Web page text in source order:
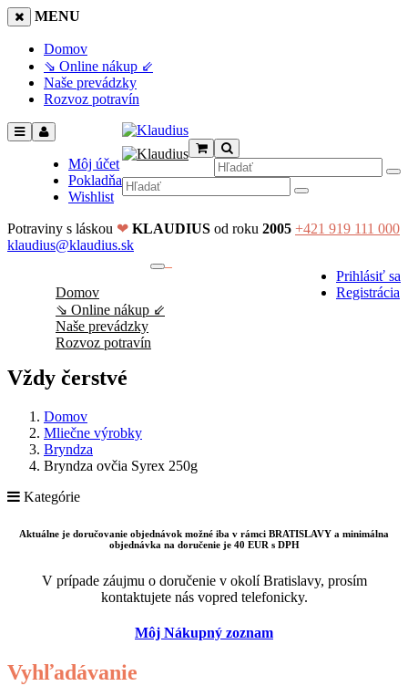
MENU
Domov
⇘ Online nákup ⇙
Naše prevádzky
Rozvoz potravín
Môj účet
Pokladňa
Wishlist
Potraviny s láskou ❤ KLAUDIUS od roku 2005 +421 919 111 000
klaudius@klaudius.sk
Prihlásiť sa
Registrácia
Domov
⇘ Online nákup ⇙
Naše prevádzky
Rozvoz potravín
Vždy čerstvé
Domov
Mliečne výrobky
Bryndza
Bryndza ovčia Syrex 250g
Kategórie
Aktuálne je doručovanie objednávok možné iba v rámci BRATISLAVY a minimálna
objednávka na doručenie je 40 EUR s DPH
V prípade záujmu o doručenie v okolí Bratislavy, prosím
kontaktujete nás vopred telefonicky.
Môj Nákupný zoznam
Vyhľadávanie